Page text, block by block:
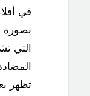
في
بصورة
التي
تظهر